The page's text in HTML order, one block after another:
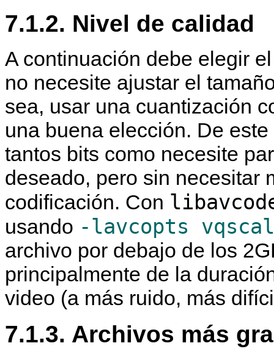
7.1.2. Nivel de calidad
A continuación debe elegir
no necesite ajustar el
sea, usar una cuantización
una buena elección. De
tantos bits como necesite
deseado, pero sin necesitar
codificación. Con
usando -lavcopts
archivo por debajo de los
principalmente de la
video (a más ruido, más
7.1.3. Archivos más